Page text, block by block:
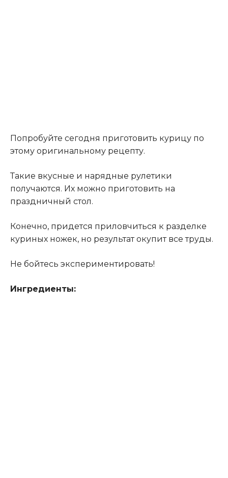
Попробуйте сегодня приготовить курицу по
этому оригинальному рецепту.
Такие вкусные и нарядные рулетики
получаются. Их можно приготовить на
праздничный стол.
Конечно, придется приловчиться к разделке
куриных ножек, но результат окупит все труды.
Не бойтесь экспериментировать!
Ингредиенты: